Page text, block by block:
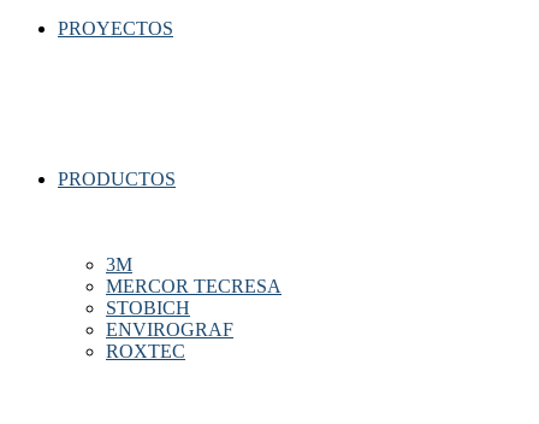
PROYECTOS
PRODUCTOS
3M
MERCOR TECRESA
STOBICH
ENVIROGRAF
ROXTEC